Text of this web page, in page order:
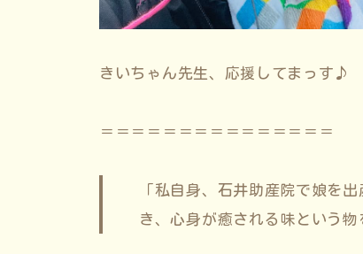
きいちゃん先生、応援してまっす♪
＝＝＝＝＝＝＝＝＝＝＝＝＝＝＝
「私自身、石井助産院で娘を
き、心身が癒される味という物